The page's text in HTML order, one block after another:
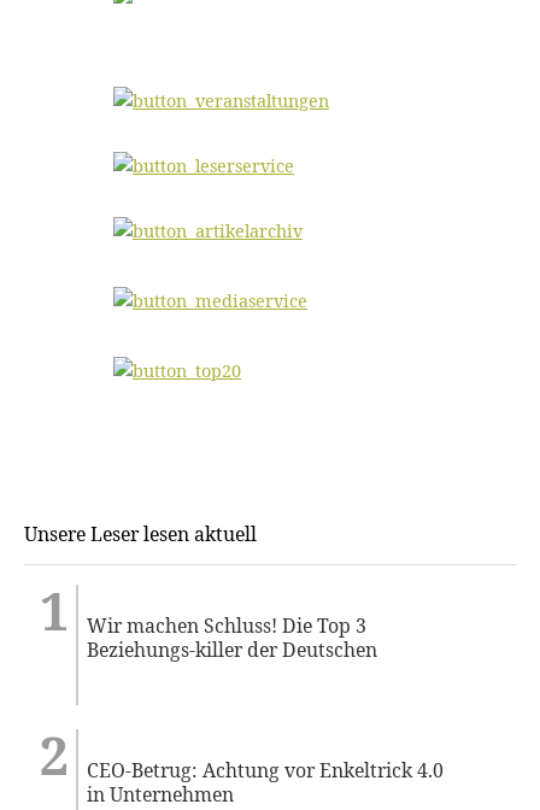
Unsere Leser lesen aktuell
Wir machen Schluss! Die Top 3
Beziehungs-killer der Deutschen
CEO-Betrug: Achtung vor Enkeltrick 4.0
in Unternehmen